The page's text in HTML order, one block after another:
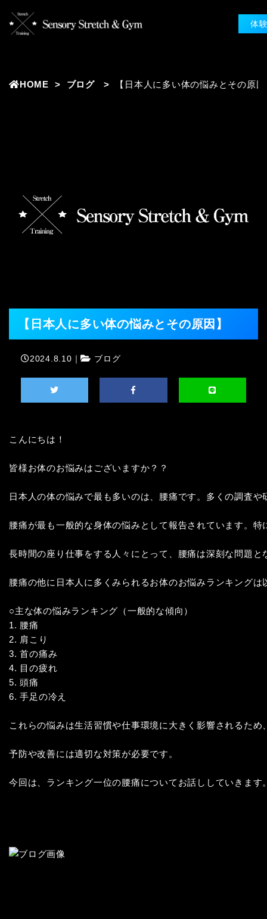
体
HOME ブログ 【日本人に多い体の悩みとその原
【日本人に多い体の悩みとその原因】
2024.8.10｜ ブログ
こんにちは！
皆様お体のお悩みはございますか？？
日本人の体の悩みで最も多いのは、腰痛です。多くの調査や
腰痛が最も一般的な身体の悩みとして報告されています。特
長時間の座り仕事をする人々にとって、腰痛は深刻な問題と
腰痛の他に日本人に多くみられるお体のお悩みランキング
○主な体の悩みランキング（一般的な傾向）
1. 腰痛
2. 肩こり
3. 首の痛み
4. 目の疲れ
5. 頭痛
6. 手足の冷え
これらの悩みは生活習慣や仕事環境に大きく影響されるため
予防や改善には適切な対策が必要です。
今回は、ランキング一位の腰痛についてお話ししていきます